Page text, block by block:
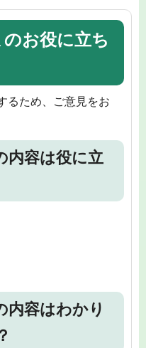
お役に立ち
るため、ご意見をお
内容は役に立
内容はわかり